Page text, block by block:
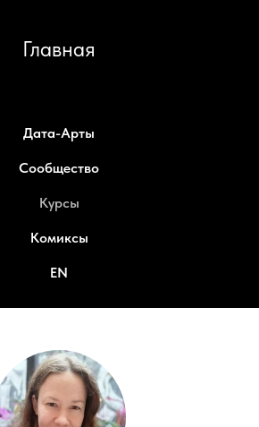
Главная
Дата-Арты
Сообщество
Курсы
Комиксы
EN